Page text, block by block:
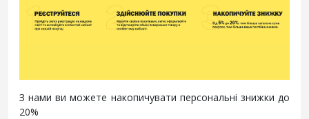
З нами ви можете накопичувати персональні знижки до
20%